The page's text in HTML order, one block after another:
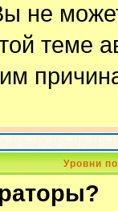
не
теме
Уровни